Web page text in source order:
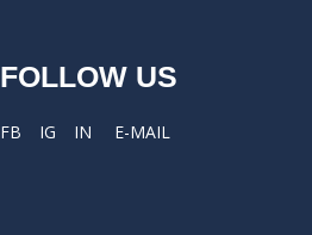
FOLLOW US
FB IG IN E-MAIL